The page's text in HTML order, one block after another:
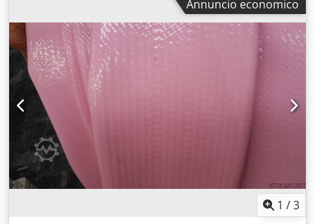
Annuncio economico
1 /3